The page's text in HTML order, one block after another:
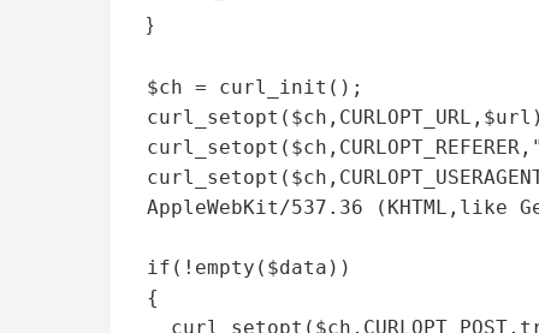
}
$ch = curl_init();
AppleWebKit/537.36 (KHTML,like
if(!empty($data))
{